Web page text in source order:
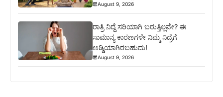
August 9, 2026
ರಾತ್ರಿ ನಿದ್ದೆ ಸರಿಯಾಗಿ ಬರುತ್ತಿಲ್ಲವೇ? ಈ
ಸಾಮಾನ್ಯ ಕಾರಣಗಳೇ ನಿಮ್ಮ ನಿದ್ರೆಗೆ
ಅಡ್ಡಿಯಾಗಿರಬಹುದು!
August 9, 2026